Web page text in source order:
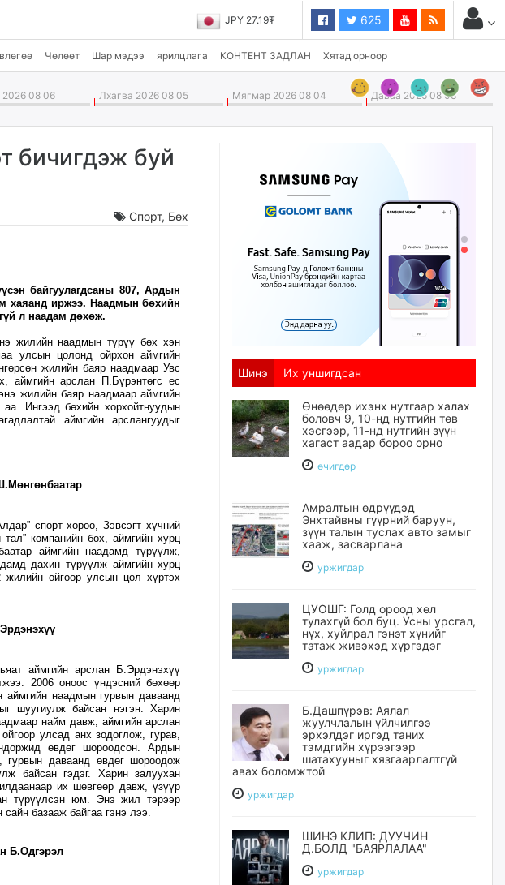
JPY 27.19₮ 625
Чөлөөт Шар мэдээ ярилцлага КОНТЕНТ ЗАДЛАН Хятад орноор
08 06 Лхагва 2026 08 05 Мягмар 2026 08 04 Даваа 2026 08 03
бичигдэж буй
Спорт, Бөх
байгуулагдсаны 807, Ардын
хаяанд иржээ. Наадмын бөхийн
л наадам дөхөж.
жилийн наадмын түрүү бөх хэн
улсын цолонд ойрхон аймгийн
жилийн баяр наадмаар Увс
аймгийн арслан П.Бүрэнтөгс ес
жилийн баяр наадмаар аймгийн
Ингээд бөхийн хорхойтнуудын
аймгийн арслангуудыг
спорт хороо, Зэвсэгт хүчний
компанийн бөх, аймгийн хурц
аймгийн наадамд түрүүлж,
дахин түрүүлж аймгийн хурц
ойгоор улсын цол хүртэх
аймгийн арслан Б.Эрдэнэхүү
2006 оноос үндэсний бөхөөр
наадмын гурвын даваанд
шуугиулж байсан нэгэн. Харин
найм давж, аймгийн арслан
улсад анх зодоглож, гурав,
өвдөг шороодсон. Ардын
даваанд өвдөг шороодож
байсан гэдэг. Харин залуухан
их шөвгөөр давж, үзүүр
түрүүлсэн юм. Энэ жил тэрээр
базааж байгаа гэнэ лээ.
Б.Одгэрэл
Шинэ Их уншигдсан
Өнөөдөр ихэнх нутгаар халах
боловч 9, 10-нд нутгийн төв
хэсгээр, 11-нд нутгийн зүүн
хагаст аадар бороо орно
өчигдѳр
Амралтын өдрүүдэд
Энхтайвны гүүрний баруун,
зүүн талын туслах авто замыг
хааж, засварлана
уржигдар
ЦУОШГ: Голд ороод хөл
тулахгүй бол буц. Усны урсгал,
нүх, хуйлрал гэнэт хүнийг
татаж живэхэд хүргэдэг
уржигдар
Б.Дашпүрэв: Аялал
жуулчлалын үйлчилгээ
эрхэлдэг иргэд таних
тэмдгийн хүрээгээр
шатахууныг хязгаарлалтгүй
авах боломжтой
уржигдар
ШИНЭ КЛИП: ДУУЧИН
Д.БОЛД "БАЯРЛАЛАА"
уржигдар